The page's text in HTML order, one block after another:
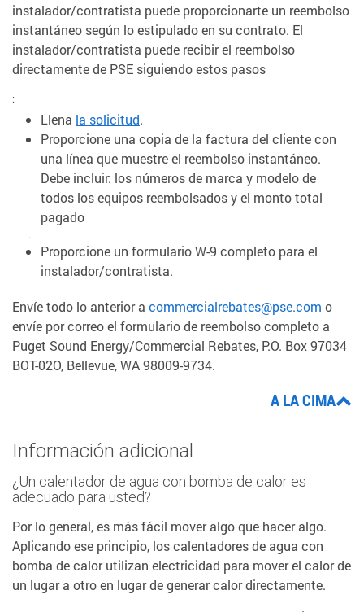
instalador/contratista puede proporcionarte un reembolso
instantáneo según lo estipulado en su contrato. El
instalador/contratista puede recibir el reembolso
directamente de PSE siguiendo estos pasos
:
Llena la solicitud.
Proporcione una copia de la factura del cliente con
una línea que muestre el reembolso instantáneo.
Debe incluir: los números de marca y modelo de
todos los equipos reembolsados y el monto total
pagado
.
Proporcione un formulario W-9 completo para el
instalador/contratista.
Envíe todo lo anterior a commercialrebates@pse.com o
envíe por correo el formulario de reembolso completo a
Puget Sound Energy/Commercial Rebates, P.O. Box 97034
BOT-02O, Bellevue, WA 98009-9734.
A LA CIMA
Información adicional
¿Un calentador de agua con bomba de calor es
adecuado para usted?
Por lo general, es más fácil mover algo que hacer algo.
Aplicando ese principio, los calentadores de agua con
bomba de calor utilizan electricidad para mover el calor de
un lugar a otro en lugar de generar calor directamente.